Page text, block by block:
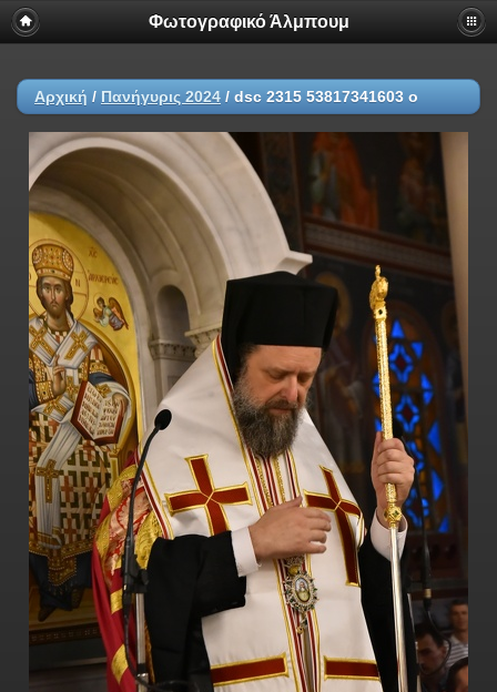
Φωτογραφικό Άλμπουμ
Αρχική / Πανήγυρις 2024 / dsc 2315 53817341603 o